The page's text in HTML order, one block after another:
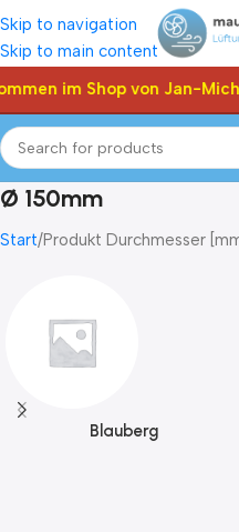
Skip to navigation
Skip to main content
im Shop von Jan-
Ø 150mm
Start Produkt Durchmesser
Blauberg